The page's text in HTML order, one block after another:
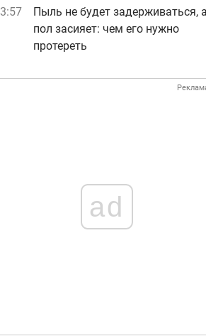
Пыль не будет задерживаться, а
пол засияет: чем его нужно
протереть
ad